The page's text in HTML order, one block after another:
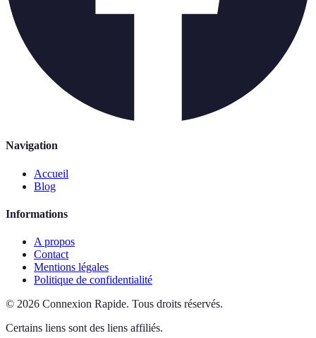
Navigation
Accueil
Blog
Informations
A propos
Contact
Mentions légales
Politique de confidentialité
© 2026 Connexion Rapide. Tous droits réservés.
Certains liens sont des liens affiliés.